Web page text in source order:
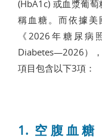
(HbA1c) 或血漿葡
稱血糖。而依據美
《2026年糖尿病
Diabetes—2026）
項目包含以下3項：
1. 空腹血糖